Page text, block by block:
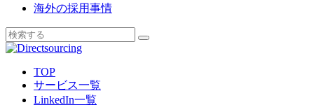
海外の採用事情
TOP
サービス一覧
LinkedIn一覧